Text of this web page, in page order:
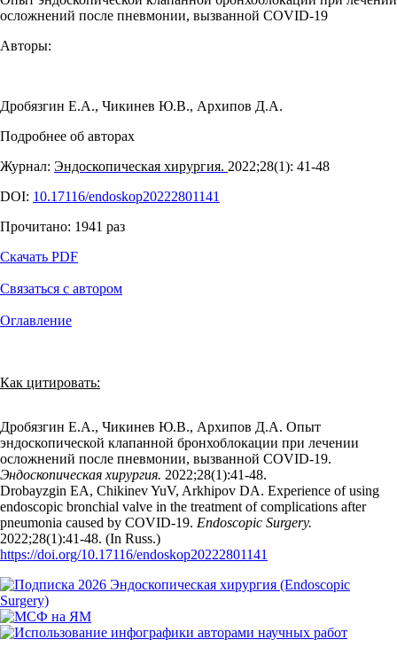
осложнений после пневмонии, вызванной COVID-19
Авторы:
Дробязгин Е.А., Чикинев Ю.В., Архипов Д.А.
Подробнее об авторах
Журнал: Эндоскопическая хирургия. 2022;28(1): 41‑48
DOI: 10.17116/endoskop20222801141
Прочитано: 1941 раз
Скачать PDF
Связаться с автором
Оглавление
Как цитировать:
Дробязгин Е.А., Чикинев Ю.В., Архипов Д.А. Опыт
эндоскопической клапанной бронхоблокации при лечении
осложнений после пневмонии, вызванной COVID-19.
Эндоскопическая хирургия. 2022;28(1):41‑48.
Drobayzgin EA, Chikinev YuV, Arkhipov DA. Experience of using
endoscopic bronchial valve in the treatment of complications after
pneumonia caused by COVID-19. Endoscopic Surgery.
2022;28(1):41‑48. (In Russ.)
https://doi.org/10.17116/endoskop20222801141